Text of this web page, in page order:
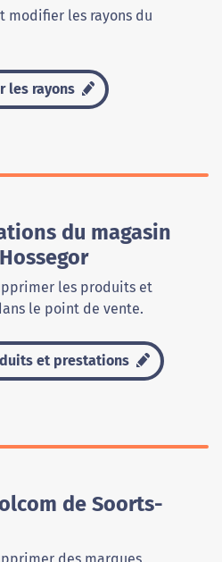
modifier les rayons du
les rayons
du magasin
les produits et
le point de vente.
et prestations
de Soorts-